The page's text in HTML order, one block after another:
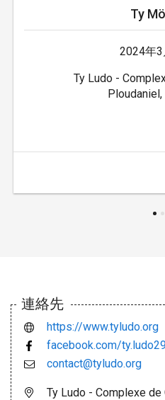
Ty
2024年3
Ty Ludo -
連絡先
https://www.tyludo.org
facebook.com/
contact@tyludo.org
Ty Ludo - Complexe de